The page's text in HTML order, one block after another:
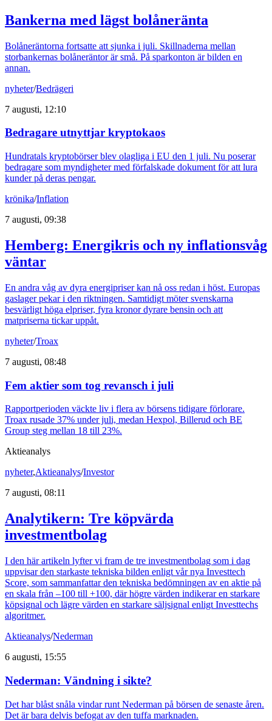
Bankerna med lägst bolåneränta
Bolåneräntorna fortsatte att sjunka i juli. Skillnaderna mellan
storbankernas bolåneräntor är små. På sparkonton är bilden en
annan.
nyheter/Bedrägeri
7 augusti, 12:10
Bedragare utnyttjar kryptokaos
Hundratals kryptobörser blev olagliga i EU den 1 juli. Nu poserar
bedragare som myndigheter med förfalskade dokument för att lura
kunder på deras pengar.
krönika/Inflation
7 augusti, 09:38
Hemberg: Energikris och ny inflationsvåg
väntar
En andra våg av dyra energipriser kan nå oss redan i höst. Europas
gaslager pekar i den riktningen. Samtidigt möter svenskarna
besvärligt höga elpriser, fyra kronor dyrare bensin och att
matpriserna tickar uppåt.
nyheter/Troax
7 augusti, 08:48
Fem aktier som tog revansch i juli
Rapportperioden väckte liv i flera av börsens tidigare förlorare.
Troax rusade 37% under juli, medan Hexpol, Billerud och BE
Group steg mellan 18 till 23%.
Aktieanalys
nyheter,Aktieanalys/Investor
7 augusti, 08:11
Analytikern: Tre köpvärda
investmentbolag
I den här artikeln lyfter vi fram de tre investmentbolag som i dag
uppvisar den starkaste tekniska bilden enligt vår nya Investtech
Score, som sammanfattar den tekniska bedömningen av en aktie på
en skala från –100 till +100, där högre värden indikerar en starkare
köpsignal och lägre värden en starkare säljsignal enligt Investtechs
algoritmer.
Aktieanalys/Nederman
6 augusti, 15:55
Nederman: Vändning i sikte?
Det har blåst snåla vindar runt Nederman på börsen de senaste åren.
Det är bara delvis befogat av den tuffa marknaden.